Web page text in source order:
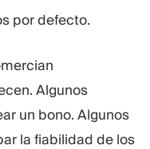
por defecto.
Algunos
un bono. Algunos
la fiabilidad de los